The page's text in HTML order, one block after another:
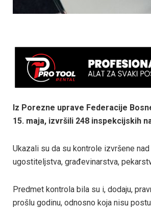
Iz Porezne uprave Federacije
15. maja, izvršili 248 inspekcijskih
Ukazali su da su kontrole izvršene
ugostiteljstva, građevinarstva,
Predmet kontrola bila su i, dodaju,
prošlu godinu, odnosno koja nisu